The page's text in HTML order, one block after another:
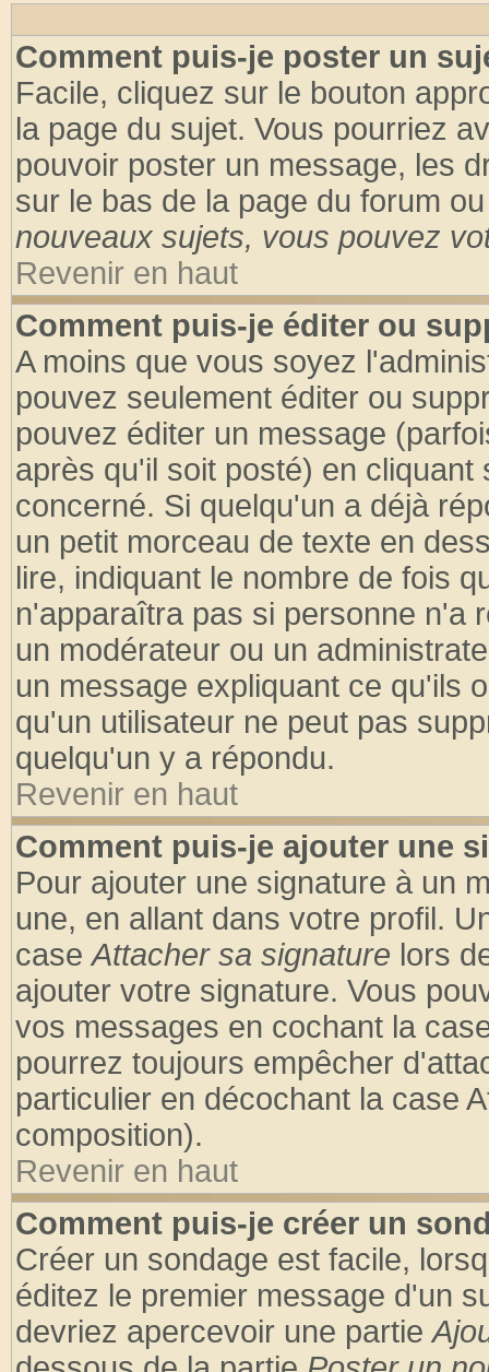
Comment puis-je poster un
Facile, cliquez sur le bouton
la page du sujet. Vous pourriez
pouvoir poster un message, les
sur le bas de la page du forum
nouveaux sujets, vous pouvez
Revenir en haut
Comment puis-je éditer ou
A moins que vous soyez
pouvez seulement éditer ou
pouvez éditer un message
après qu'il soit posté) en
concerné. Si quelqu'un a déjà
un petit morceau de texte en
lire, indiquant le nombre de fois
n'apparaîtra pas si personne n'a
un modérateur ou un
un message expliquant ce qu'ils
qu'un utilisateur ne peut pas
quelqu'un y a répondu.
Revenir en haut
Comment puis-je ajouter une
Pour ajouter une signature à un
une, en allant dans votre profil.
caseAttacher sa signature lors
ajouter votre signature. Vous
vos messages en cochant la
pourrez toujours empêcher
particulier en décochant la case
composition).
Revenir en haut
Comment puis-je créer un
Créer un sondage est facile,
éditez le premier message d'un
devriez apercevoir une partie